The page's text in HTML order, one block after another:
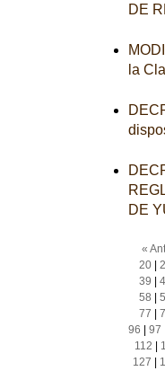
DE
la
DE
«
20|
39
58
77
96
97
112
127